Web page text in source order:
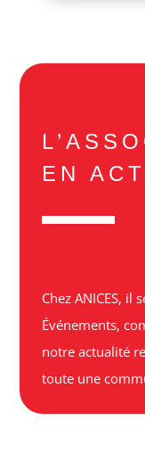
EN
Chez ANICES, il
Événements,
notre actualité
toute une